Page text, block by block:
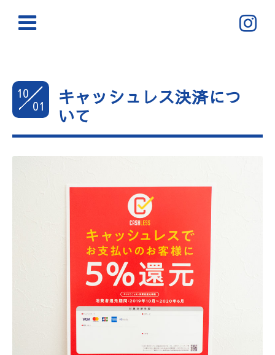
10
01
キャッシュレス決済につ
いて